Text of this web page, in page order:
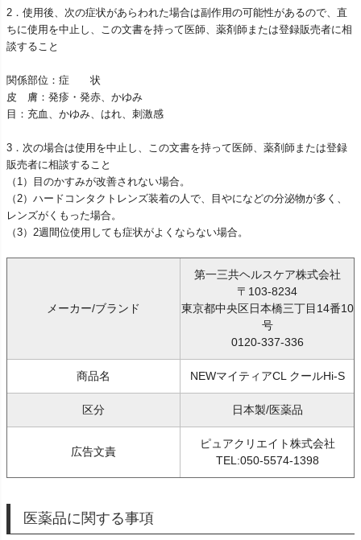
2．使用後、次の症状があらわれた場合は副作用の可能性があるので、直
ちに使用を中止し、この文書を持って医師、薬剤師または登録販売者に相
談すること
関係部位：症 状
皮 膚：発疹・発赤、かゆみ
目：充血、かゆみ、はれ、刺激感
3．次の場合は使用を中止し、この文書を持って医師、薬剤師または登録
販売者に相談すること
（1）目のかすみが改善されない場合。
（2）ハードコンタクトレンズ装着の人で、目やになどの分泌物が多く、
レンズがくもった場合。
（3）2週間位使用しても症状がよくならない場合。
メーカー/ブランド
第一三共ヘルスケア株式会社
〒103-8234
東京都中央区日本橋三丁目14番10
号
0120-337-336
商品名 NEWマイティアCL クールHi-S
区分 日本製/医薬品
広告文責
ピュアクリエイト株式会社
TEL:050-5574-1398
医薬品に関する事項